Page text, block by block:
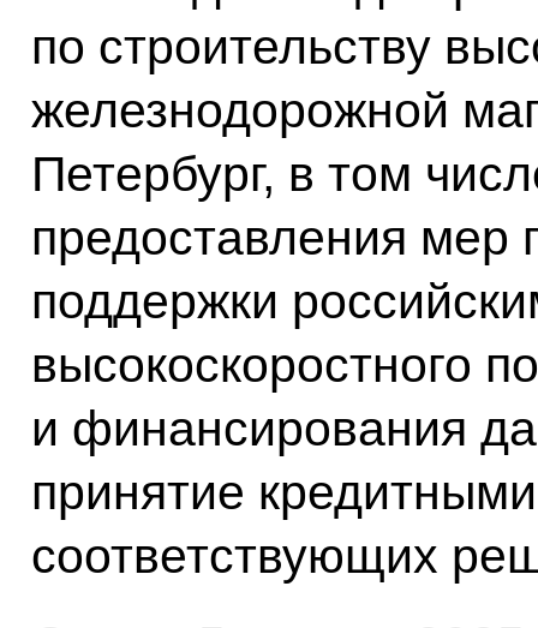
по строительству
железнодорожной
Петербург, в том
предоставления мер
поддержки
высокоскоростного
и финансирования
принятие
соответствующих